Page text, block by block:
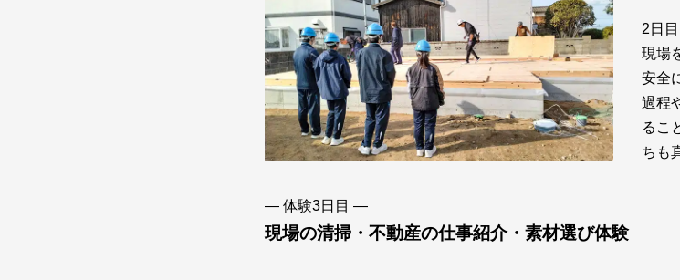
2日
現場
安全
過程
るこ
ちも
― 体験3日目 ―
現場の清掃・不動産の仕事紹介・素材選び体験